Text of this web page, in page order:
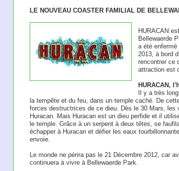
LE NOUVEAU COASTER FAMILIAL DE
HURACAN
Bellewaerde
a été
2013, à bord
rencontrer ce
attraction est
HURACAN,
Il y a très
la tempête et du feu, dans un temple caché. De
forces destructrices de ce dieu. Dès le 30 Mars,
Huracan. Mais Huracan est un dieu perfide et il
le temple. Grâce à un serpent à deux têtes, se
échapper à Huracan et défier les eaux
envoie.
Le monde ne périra pas le 21 Décembre 2012, car
continuera à vivre à Bellewaerde Park.